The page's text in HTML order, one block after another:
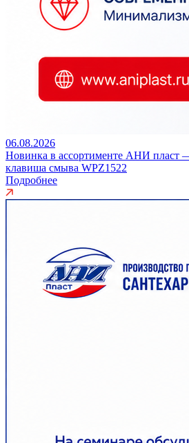
06.08.2026
Новинка в ассортименте АНИ пласт
клавиша смыва WPZ1522
Подробнее